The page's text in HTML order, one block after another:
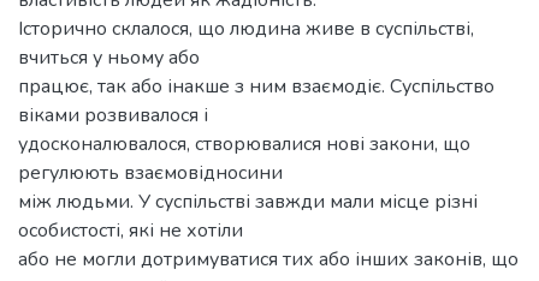
Історично склалося, що людина живе в суспільстві,
вчиться у ньому або
працює, так або інакше з ним взаємодіє. Суспільство
віками розвивалося і
удосконалювалося, створювалися нові закони, що
регулюють взаємовідносини
між людьми. У суспільстві завжди мали місце різні
особистості, які не хотіли
або не могли дотримуватися тих або інших законів, що